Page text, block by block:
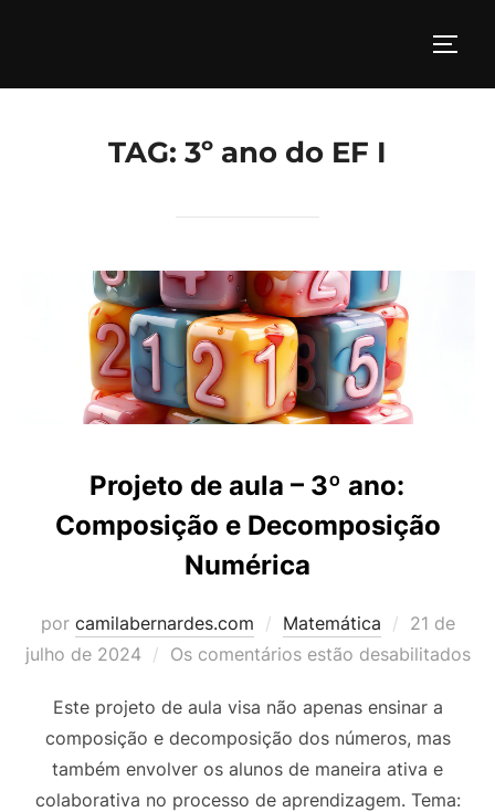
TAG: 3º ano do EF I
Projeto de aula – 3º ano:
Composição e Decomposição
Numérica
por camilabernardes.com Matemática
Postado
em
21 de
julho de 2024
Os comentários estão desabilitados
Este projeto de aula visa não apenas ensinar a
composição e decomposição dos números, mas
também envolver os alunos de maneira ativa e
colaborativa no processo de aprendizagem. Tema: